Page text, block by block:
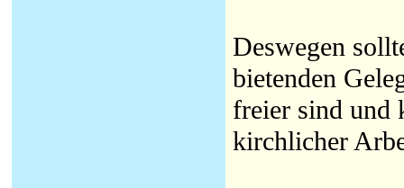
Deswegen
bietenden
freier sind und
kirchlicher